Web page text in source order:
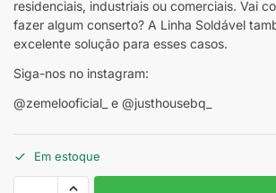
residenciais, industriais ou comerciais. Vai
fazer algum conserto? A Linha Soldável
excelente solução para esses casos.
Siga-nos no instagram:
@zemelooficial_ e @justhousebq_
Em estoque